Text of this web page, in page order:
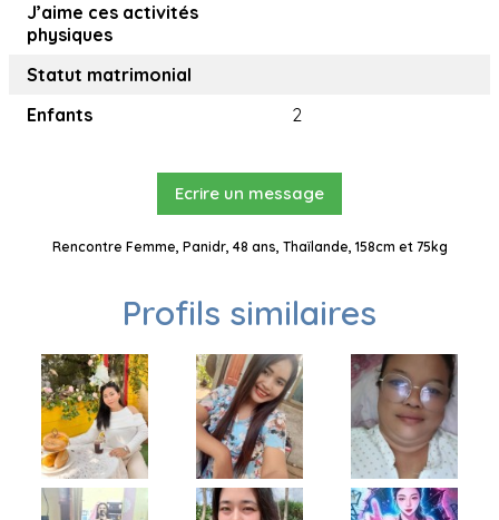
J’aime ces activités
physiques
Statut matrimonial
Enfants
2
Ecrire un message
Rencontre Femme, Panidr, 48 ans, Thaïlande, 158cm et 75kg
Profils similaires